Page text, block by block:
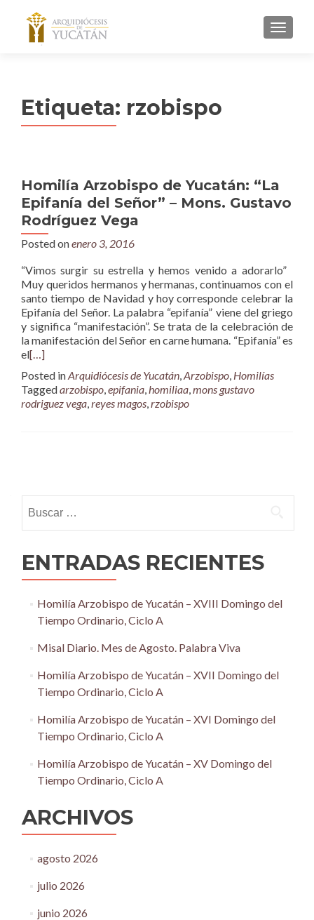
MENU
Etiqueta: rzobispo
Homilía Arzobispo de Yucatán: “La
Epifanía del Señor” – Mons. Gustavo
Rodríguez Vega
Posted onenero 3, 2016
“Vimos surgir su estrella y hemos venido a adorarlo”
Muy queridos hermanos y hermanas, continuamos con el
santo tiempo de Navidad y hoy corresponde celebrar la
Epifanía del Señor. La palabra “epifanía” viene del griego
y significa “manifestación”. Se trata de la celebración de
la manifestación del Señor en carne humana. “Epifanía” es
el[…]
Posted inArquidiócesis de Yucatán,Arzobispo, Homilías
Taggedarzobispo,epifania,homiliaa,mons gustavo
rodriguez vega,reyes magos,rzobispo
navigation
ENTRADAS RECIENTES
Homilía Arzobispo de Yucatán – XVIII Domingo del
Tiempo Ordinario, Ciclo A
Misal Diario. Mes de Agosto. Palabra Viva
Homilía Arzobispo de Yucatán – XVII Domingo del
Tiempo Ordinario, Ciclo A
Homilía Arzobispo de Yucatán – XVI Domingo del
Tiempo Ordinario, Ciclo A
Homilía Arzobispo de Yucatán – XV Domingo del
Tiempo Ordinario, Ciclo A
ARCHIVOS
agosto 2026
julio 2026
junio 2026